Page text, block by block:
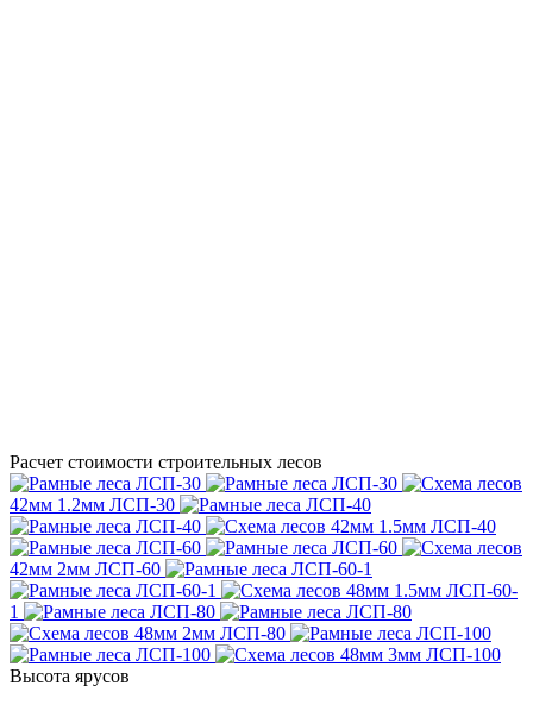
Расчет стоимости строительных лесов
42мм 1.2мм ЛСП-30
42мм 1.5мм ЛСП-40
42мм 2мм ЛСП-60
48мм 1.5мм ЛСП-60-
1
48мм 2мм ЛСП-80
48мм 3мм ЛСП-100
Высота ярусов